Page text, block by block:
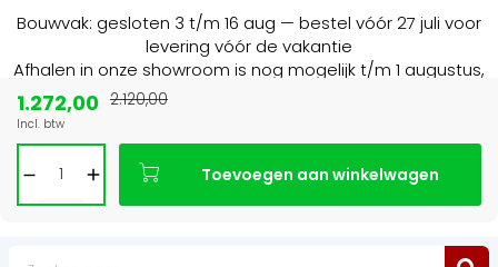
Bouwvak: gesloten 3 t/m 16 aug — bestel vóór 27 juli voor
levering vóór de vakantie
Afhalen in onze showroom is nog mogelijk t/m 1 augustus,
1.272,00
Incl. btw
2.120,00
Toevoegen aan winkelwagen